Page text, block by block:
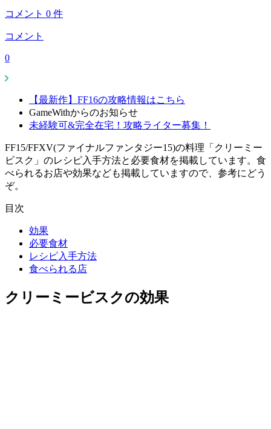
コメント 0 件
コメント
0
【最新作】FF16の攻略情報はこちら
GameWithからのお知らせ
未経験可&完全在宅！攻略ライター募集！
FF15/FFXV(ファイナルファンタジー15)の料理「クリーミー
ビスク」のレシピ入手方法と必要食材を掲載しています。食
べられるお店や効果なども掲載していますので、参考にどう
ぞ。
目次
効果
必要食材
レシピ入手方法
食べられる店
クリーミービスクの効果